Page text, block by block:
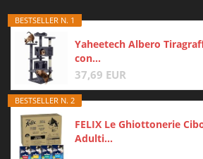
BESTSELLER N. 1
Yaheetech Albero
con...
37,69 EUR
BESTSELLER N. 2
FELIX Le Ghiottonerie
Adulti...